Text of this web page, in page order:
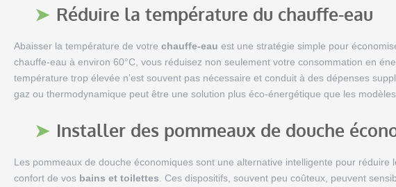
Réduire la température du chauffe-eau
Abaisser la température de votre chauffe-eau est une stratégie simple pour
chauffe-eau à environ 60°C, vous réduisez non seulement votre consommation en
température trop élevée n’est souvent pas nécessaire et conduit à des dépenses
gaz ou thermodynamique peut être une solution plus éco-énergétique que les
Installer des pommeaux de douche
Les pommeaux de douche économiques sont une alternative intelligente pour réduire
confort de vos bains et toilettes . Ces dispositifs, souvent peu coûteux, peuvent